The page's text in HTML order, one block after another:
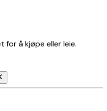
for å kjøpe eller leie.